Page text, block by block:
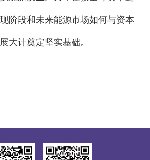
阶段和未来能源市场如何与资本
大计奠定坚实基础。